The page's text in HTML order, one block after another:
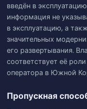
введён в
информация не
в эксплуатацию, а
значительных
его развертывания.
соответствует её
оператора в Южной
Пропускная